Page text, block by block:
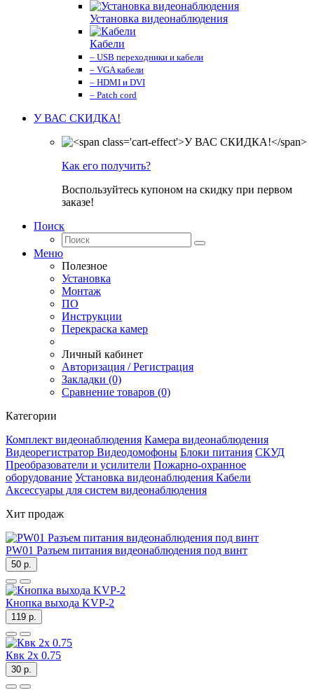
Установка видеонаблюдения
Кабели
– USB переходники и кабели
– VGA кабели
– HDMI и DVI
– Patch cord
У ВАС СКИДКА!
Как его получить?
Воспользуйтесь купоном на скидку при первом
заказе!
Поиск
Меню
Полезное
Установка
Монтаж
ПО
Инструкции
Перекраска камер
Личный кабинет
Авторизация / Регистрация
Закладки (0)
Сравнение товаров (0)
Категории
Комплект видеонаблюдения Камера видеонаблюдения
Видеорегистратор Видеодомофоны Блоки питания СКУД
Преобразователи и усилители Пожарно-охранное
оборудование Установка видеонаблюдения Кабели
Аксессуары для систем видеонаблюдения
Хит продаж
PW01 Разъем питания видеонаблюдения под винт
50 р.
Кнопка выхода KVP-2
119 р.
Квк 2х 0.75
30 р.